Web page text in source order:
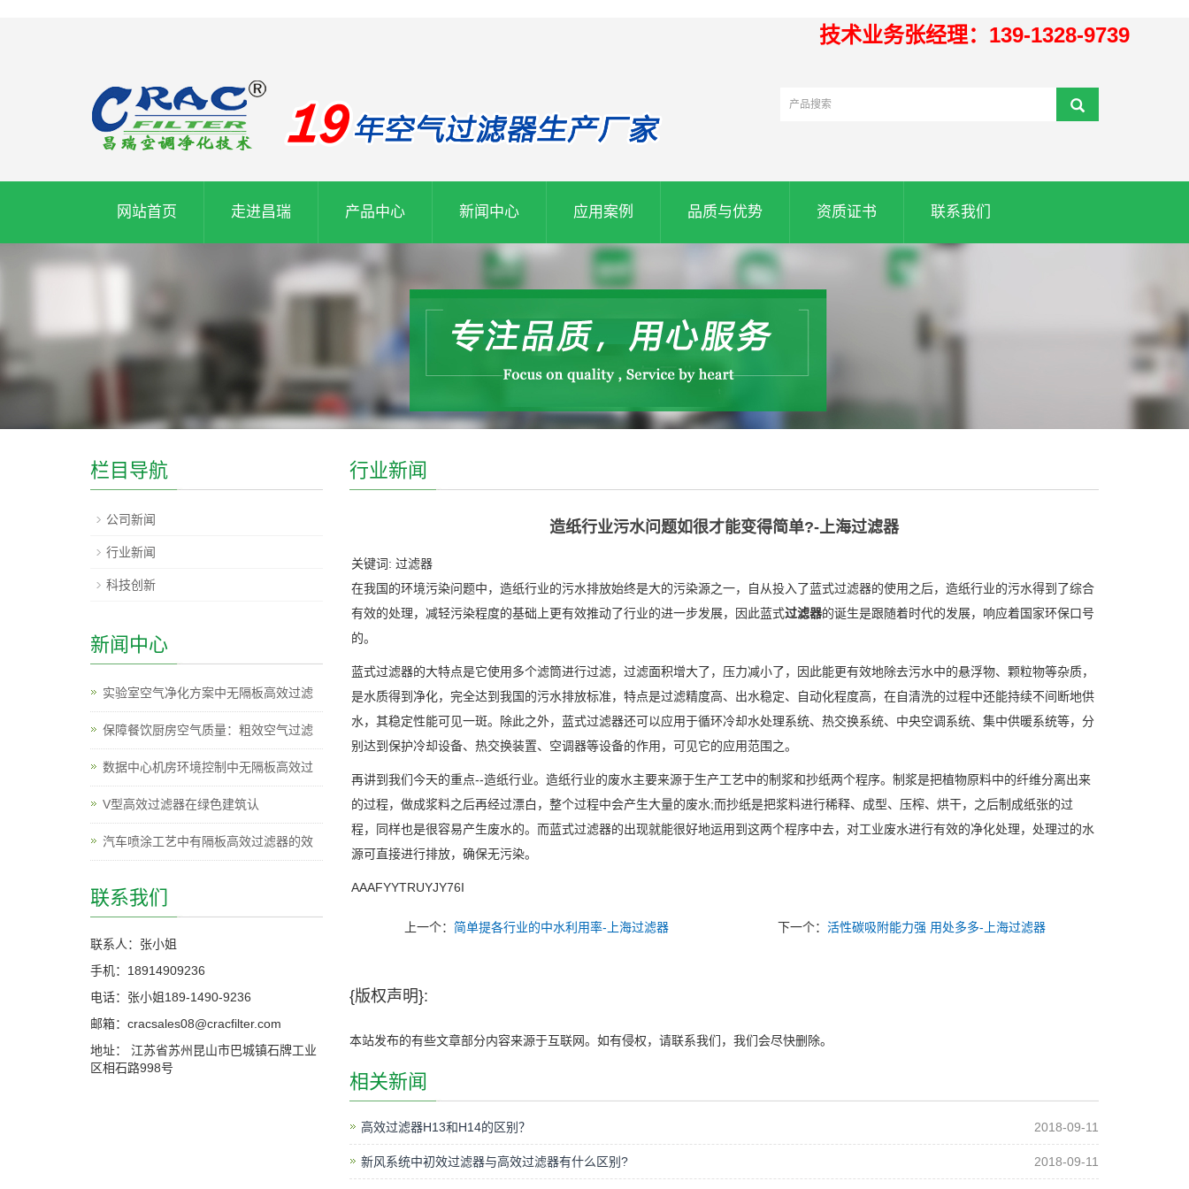
技术业务张经理：139-1328-9739
网站首页 走进昌瑞 产品中心 新闻中心 应用案例 品质与优势 资质证书 联系我们
行业新闻
造纸行业污水问题如很才能变得简单?-上海过滤器
关键词: 过滤器
在我国的环境污染问题中，造纸行业的污水排放始终是大的污染源之一，自从投入了蓝式过滤器的使用之后，造纸行业的污水得到了综合
有效的处理，减轻污染程度的基础上更有效推动了行业的进一步发展，因此蓝式过滤器的诞生是跟随着时代的发展，响应着国家环保口号
的。
蓝式过滤器的大特点是它使用多个滤筒进行过滤，过滤面积增大了，压力减小了，因此能更有效地除去污水中的悬浮物、颗粒物等杂质，
是水质得到净化，完全达到我国的污水排放标准，特点是过滤精度高、出水稳定、自动化程度高，在自清洗的过程中还能持续不间断地供
水，其稳定性能可见一斑。除此之外，蓝式过滤器还可以应用于循环冷却水处理系统、热交换系统、中央空调系统、集中供暖系统等，分
别达到保护冷却设备、热交换装置、空调器等设备的作用，可见它的应用范围之。
再讲到我们今天的重点--造纸行业。造纸行业的废水主要来源于生产工艺中的制浆和抄纸两个程序。制浆是把植物原料中的纤维分离出来
的过程，做成浆料之后再经过漂白，整个过程中会产生大量的废水;而抄纸是把浆料进行稀释、成型、压榨、烘干，之后制成纸张的过
程，同样也是很容易产生废水的。而蓝式过滤器的出现就能很好地运用到这两个程序中去，对工业废水进行有效的净化处理，处理过的水
源可直接进行排放，确保无污染。
AAAFYYTRUYJY76I
上一个： 简单提各行业的中水利用率-上海过滤器 下一个： 活性碳吸附能力强 用处多多-上海过滤器
{版权声明}:
本站发布的有些文章部分内容来源于互联网。如有侵权，请联系我们，我们会尽快删除。
相关新闻
高效过滤器H13和H14的区别？ 2018-09-11
新风系统中初效过滤器与高效过滤器有什么区别? 2018-09-11
栏目导航
公司新闻
行业新闻
科技创新
新闻中心
实验室空气净化方案中无隔板高效过滤
保障餐饮厨房空气质量：粗效空气过滤
数据中心机房环境控制中无隔板高效过
V型高效过滤器在绿色建筑认
汽车喷涂工艺中有隔板高效过滤器的效
联系我们
联系人：张小姐
手机：18914909236
电话：张小姐189-1490-9236
邮箱：cracsales08@cracfilter.com
地址： 江苏省苏州昆山市巴城镇石牌工业
区相石路998号